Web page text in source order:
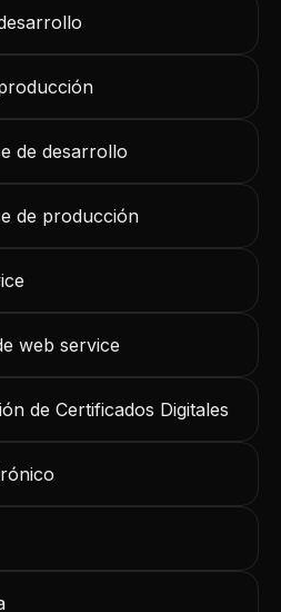
de desarrollo
de producción
web service
de Certificados Digitales